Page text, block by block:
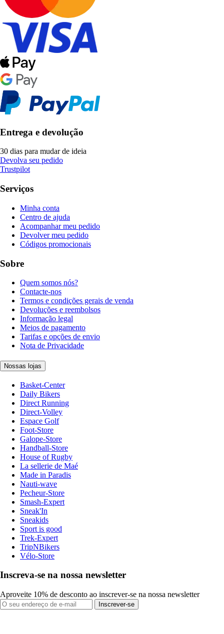
Entrega e devolução
30 dias para mudar de ideia
Devolva seu pedido
Trustpilot
Serviços
Minha conta
Centro de ajuda
Acompanhar meu pedido
Devolver meu pedido
Códigos promocionais
Sobre
Quem somos nós?
Contacte-nos
Termos e condições gerais de venda
Devoluções e reembolsos
Informação legal
Meios de pagamento
Tarifas e opções de envio
Nota de Privacidade
Nossas lojas
Basket-Center
Daily Bikers
Direct Running
Direct-Volley
Espace Golf
Foot-Store
Galope-Store
Handball-Store
House of Rugby
La sellerie de Maé
Made in Paradis
Nauti-wave
Pecheur-Store
Smash-Expert
Sneak'In
Sneakids
Sport is good
Trek-Expert
TripNBikers
Vélo-Store
Inscreva-se na nossa newsletter
Aproveite 10% de desconto ao inscrever-se na nossa newsletter
Inscrever-se